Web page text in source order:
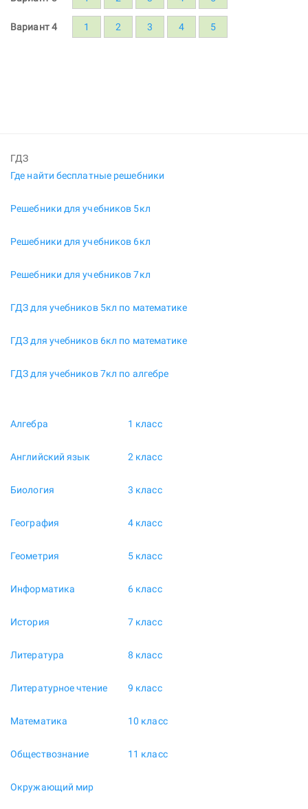
Вариант 4 1 2 3 4 5
ГДЗ
Где найти бесплатные решебники
Решебники для учебников 5кл
Решебники для учебников 6кл
Решебники для учебников 7кл
ГДЗ для учебников 5кл по математике
ГДЗ для учебников 6кл по математике
ГДЗ для учебников 7кл по алгебре
Алгебра
Английский язык
Биология
География
Геометрия
Информатика
История
Литература
Литературное чтение
Математика
Обществознание
Окружающий мир
1 класс
2 класс
3 класс
4 класс
5 класс
6 класс
7 класс
8 класс
9 класс
10 класс
11 класс